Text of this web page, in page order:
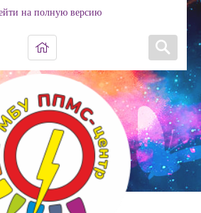
на полную версию